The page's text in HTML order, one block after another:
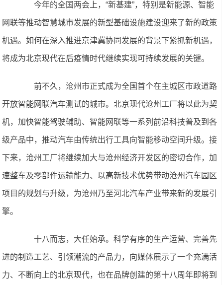
今年的全国两会上，“新基建”，特别是新能源、智能
网联等推动智慧城市发展的新型基础设施建设迎来了新的政策
机遇。如何在深入推进京津冀协同发展的背景下紧抓新机遇，
将成为北京现代在后疫情时代继续实现可持续发展的关键。
前不久，沧州市正式成为全国首个在主城区市政道路
开放智能网联汽车测试的城市。北京现代沧州工厂将以此为契
机，加快智能驾驶辅助、智能网联等一系列前沿科技普及到各
级产品中，推动汽车由传统出行工具向智能移动空间升级。接
下来，沧州工厂将继续加大与沧州经济开发区的密切合作，加
速整车及零部件运输能力、以高新技术优势带动沧州汽车园区
项目的规划与升级，为沧州乃至河北汽车产业带来新的发展引
擎。
十八而志，大任始承。科学有序的生产运营、完善先
进的制造工艺、引领潮流的产品力，向媒体展示了一个充满活
力、不断向上的北京现代，也在品牌创建的第十八周年即将到